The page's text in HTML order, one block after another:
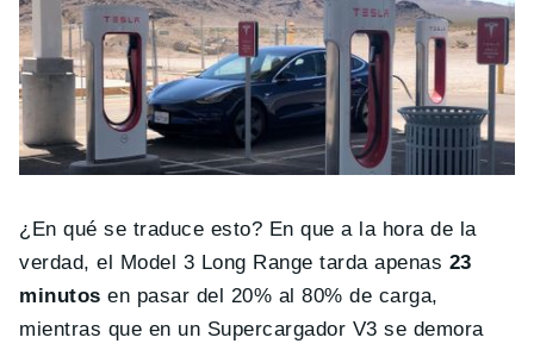
¿En qué se traduce esto? En que a la hora de la
verdad, el Model 3 Long Range tarda apenas 23
minutos en pasar del 20% al 80% de carga,
mientras que en un Supercargador V3 se demora